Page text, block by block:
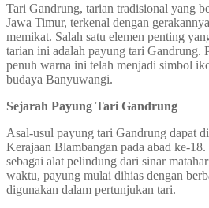
Tari Gandrung, tarian tradisional yang
Jawa Timur, terkenal dengan
memikat. Salah satu elemen penting
tarian ini adalah payung tari Gandrung.
penuh warna ini telah menjadi simbol
budaya Banyuwangi.
Sejarah Payung Tari Gandrung
Asal-usul payung tari Gandrung dapat
Kerajaan Blambangan pada abad ke-
sebagai alat pelindung dari sinar
waktu, payung mulai dihias dengan
digunakan dalam pertunjukan tari.